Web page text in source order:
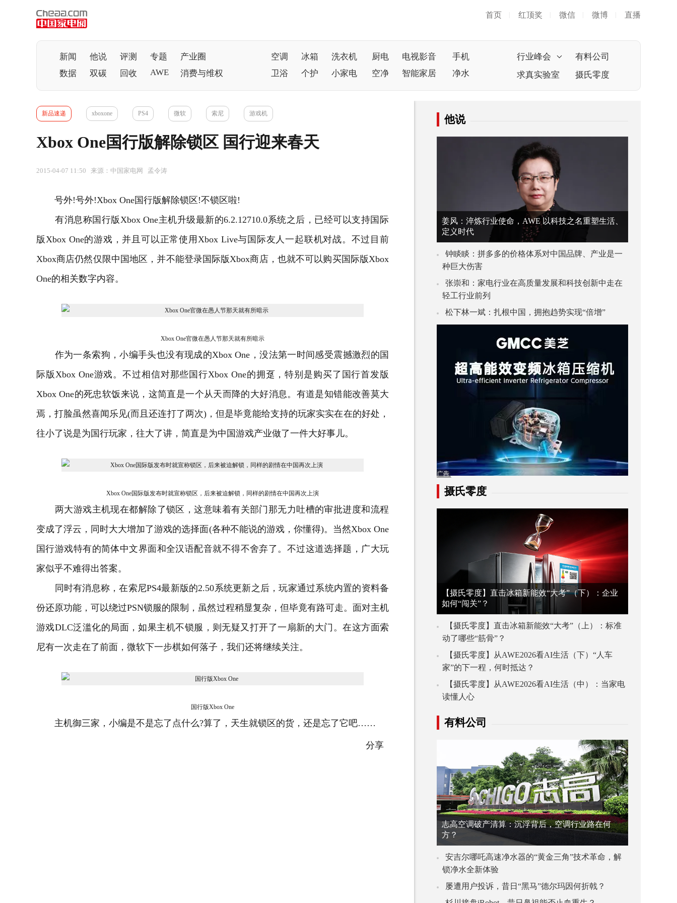
首页 红顶奖 微信 微博 直播
新闻 他说 评测 专题
产业圈
数据
双碳 回收 AWE 消费与维权
空调 冰箱 洗衣机 厨电 电视影音
手机
卫浴
个护 小家电 空净 智能家居 净水
行业峰会
有料公司
求真实验室
摄氏零度
新品速递 xboxone PS4 微软 索尼 游戏机
Xbox One国行版解除锁区 国行迎来春天
2015-04-07 11:50 来源：中国家电网 孟令涛
号外!号外!Xbox One国行版解除锁区!不锁区啦!
有消息称国行版Xbox One主机升级最新的6.2.12710.0系统之后，已经可以支持国际
版Xbox One的游戏，并且可以正常使用Xbox Live与国际友人一起联机对战。不过目前
Xbox商店仍然仅限中国地区，并不能登录国际版Xbox商店，也就不可以购买国际版Xbox
One的相关数字内容。
Xbox One官微在愚人节那天就有所暗示
作为一条索狗，小编手头也没有现成的Xbox One，没法第一时间感受震撼激烈的国
际版Xbox One游戏。不过相信对那些国行Xbox One的拥趸，特别是购买了国行首发版
Xbox One的死忠软饭来说，这简直是一个从天而降的大好消息。有道是知错能改善莫大
焉，打脸虽然喜闻乐见(而且还连打了两次)，但是毕竟能给支持的玩家实实在在的好处，
往小了说是为国行玩家，往大了讲，简直是为中国游戏产业做了一件大好事儿。
Xbox One国际版发布时就宣称锁区，后来被迫解锁，同样的剧情在中国再次上演
两大游戏主机现在都解除了锁区，这意味着有关部门那无力吐槽的审批进度和流程
变成了浮云，同时大大增加了游戏的选择面(各种不能说的游戏，你懂得)。当然Xbox One
国行游戏特有的简体中文界面和全汉语配音就不得不舍弃了。不过这道选择题，广大玩
家似乎不难得出答案。
同时有消息称，在索尼PS4最新版的2.50系统更新之后，玩家通过系统内置的资料备
份还原功能，可以绕过PSN锁服的限制，虽然过程稍显复杂，但毕竟有路可走。面对主机
游戏DLC泛滥化的局面，如果主机不锁服，则无疑又打开了一扇新的大门。在这方面索
尼有一次走在了前面，微软下一步棋如何落子，我们还将继续关注。
国行版Xbox One
主机御三家，小编是不是忘了点什么?算了，天生就锁区的货，还是忘了它吧……
分享
他说
姜风：淬炼行业使命，AWE 以科技之名重塑生活、
定义时代
钟睒睒：拼多多的价格体系对中国品牌、产业是一
种巨大伤害
张崇和：家电行业在高质量发展和科技创新中走在
轻工行业前列
松下林一斌：扎根中国，拥抱趋势实现“倍增”
摄氏零度
【摄氏零度】直击冰箱新能效“大考”（下）：企业
如何“闯关”？
【摄氏零度】直击冰箱新能效“大考”（上）：标准
动了哪些“筋骨”？
【摄氏零度】从AWE2026看AI生活（下）“人车
家”的下一程，何时抵达？
【摄氏零度】从AWE2026看AI生活（中）：当家电
读懂人心
有料公司
志高空调破产清算：沉浮背后，空调行业路在何
方？
安吉尔哪吒高速净水器的“黄金三角”技术革命，解
锁净水全新体验
屡遭用户投诉，昔日“黑马”德尔玛因何折戟？